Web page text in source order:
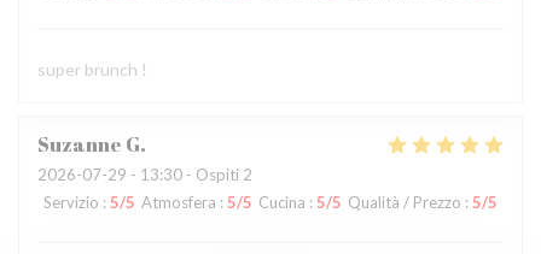
super brunch !
Suzanne G
2026-07-29 - 13:30 - Ospiti 2
Servizio : 5/5 Atmosfera : 5/5 Cucina : 5/5 Qualità / Prezzo : 5/5